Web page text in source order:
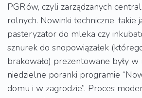
PGR’ów, czyli zarządzanych
rolnych. Nowinki techniczne, takie
pasteryzator do mleka czy
sznurek do snopowiązałek
brakowało) prezentowane były
niedzielne poranki programie
domu i w zagrodzie”. Proces